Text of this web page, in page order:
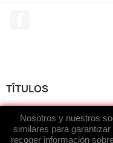
TÍTULOS
ACERCA DE...
Nosotros y nuestros
similares para
recoger información